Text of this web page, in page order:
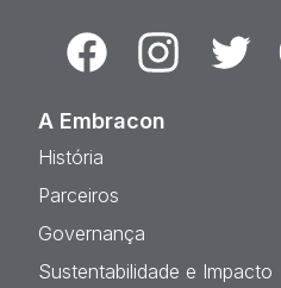
FacebookInstagramTwitter
A Embracon
História
Parceiros
Governança
Sustentabilidade e Impacto